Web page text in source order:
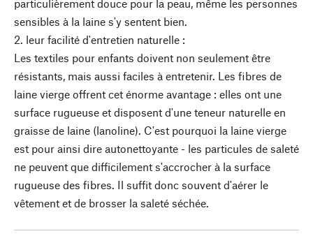
particulièrement douce pour la peau, même les personnes
sensibles à la laine s'y sentent bien.
2. leur facilité d'entretien naturelle :
Les textiles pour enfants doivent non seulement être
résistants, mais aussi faciles à entretenir. Les fibres de
laine vierge offrent cet énorme avantage : elles ont une
surface rugueuse et disposent d'une teneur naturelle en
graisse de laine (lanoline). C'est pourquoi la laine vierge
est pour ainsi dire autonettoyante - les particules de saleté
ne peuvent que difficilement s'accrocher à la surface
rugueuse des fibres. Il suffit donc souvent d'aérer le
vêtement et de brosser la saleté séchée.